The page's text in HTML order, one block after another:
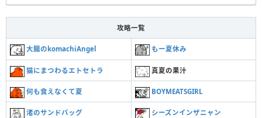
攻略一覧
大腸のkomachiAngel もー夏休み
猫にまつわるエトセトラ 真夏の果汁
何も食えなくて夏 BOYMEATSGIRL
渚のサンドバッグ シーズンインザニャン